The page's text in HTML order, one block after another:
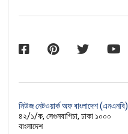
নিউজ নেটওয়ার্ক অফ বাংলাদেশ (এনএনবি)
৪২/১/ক, সেগুনবাগিচা, ঢাকা ১০০০
বাংলাদেশ